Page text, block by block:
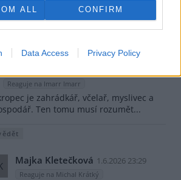
ALL CONFIRM
Data Access Privacy Policy
strany zelených. Ta tomu musí
Reaguje na Imarr Imarr
je zahrádkář, včelař, myslivec a
Ten tomu musí rozumět...
Majka Kletečková 1.6.2026 23:29
Reaguje na Michal Krátký